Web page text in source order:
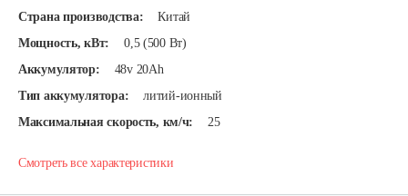
Страна производства:
Китай
Мощность, кВт:
0,5 (500 Вт)
Аккумулятор:
48v 20Ah
Тип аккумулятора:
литий-ионный
Максимальная скорость, км/ч:
25
Смотреть все характеристики